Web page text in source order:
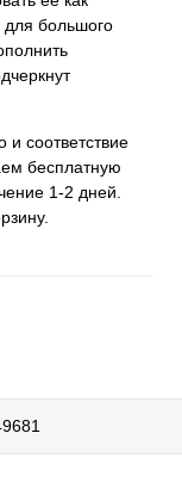
для большого
и соответствие
бесплатную
1-2 дней.